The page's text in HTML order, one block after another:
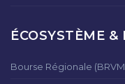
ÉCOSYSTÈME &
Bourse Régionale